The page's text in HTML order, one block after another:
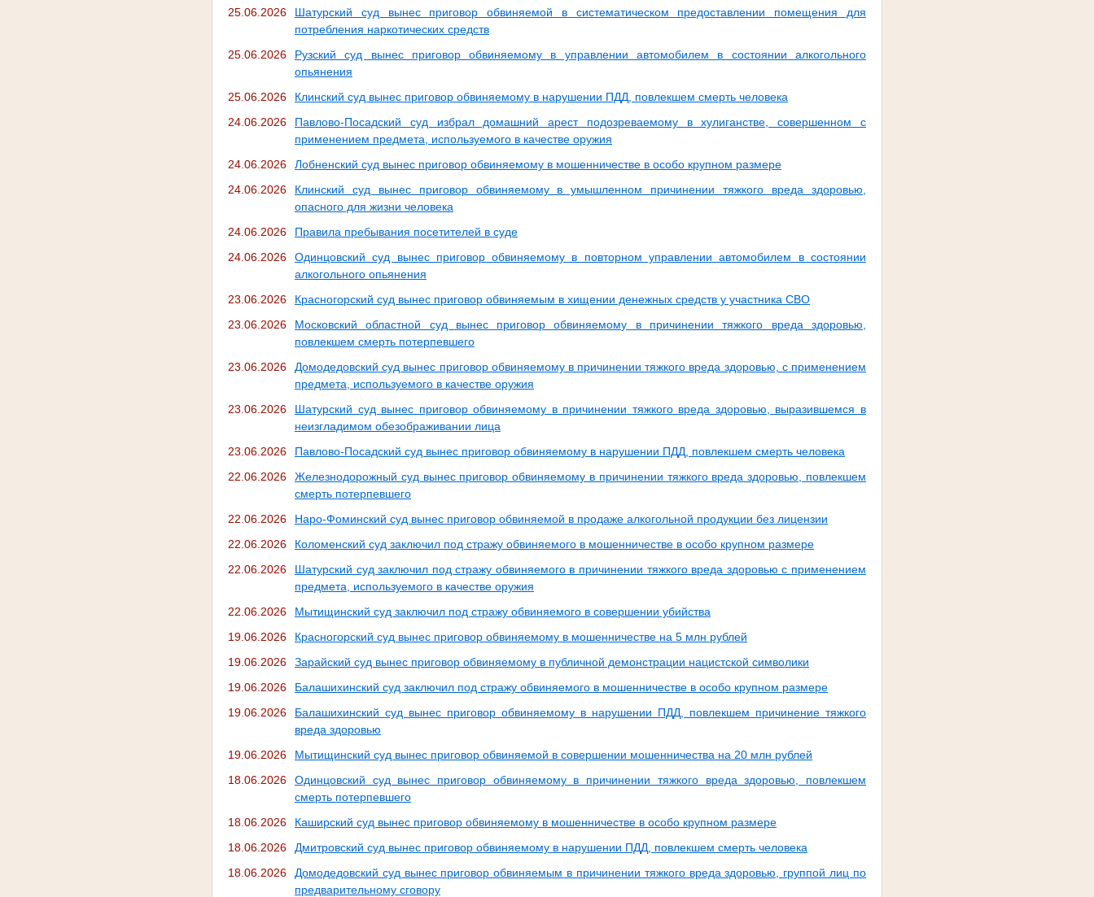
25.06.2026
Шатурский суд вынес приговор обвиняемой в систематическом предоставлении помещения для
потребления наркотических средств
25.06.2026
Рузский суд вынес приговор обвиняемому в управлении автомобилем в состоянии алкогольного
опьянения
25.06.2026
Клинский суд вынес приговор обвиняемому в нарушении ПДД, повлекшем смерть человека
24.06.2026
Павлово-Посадский суд избрал домашний арест подозреваемому в хулиганстве, совершенном с
применением предмета, используемого в качестве оружия
24.06.2026
Лобненский суд вынес приговор обвиняемому в мошенничестве в особо крупном размере
24.06.2026
Клинский суд вынес приговор обвиняемому в умышленном причинении тяжкого вреда здоровью,
опасного для жизни человека
24.06.2026
Правила пребывания посетителей в суде
24.06.2026
Одинцовский суд вынес приговор обвиняемому в повторном управлении автомобилем в состоянии
алкогольного опьянения
23.06.2026
Красногорский суд вынес приговор обвиняемым в хищении денежных средств у участника СВО
23.06.2026
Московский областной суд вынес приговор обвиняемому в причинении тяжкого вреда здоровью,
повлекшем смерть потерпевшего
23.06.2026
Домодедовский суд вынес приговор обвиняемому в причинении тяжкого вреда здоровью, с применением
предмета, используемого в качестве оружия
23.06.2026
Шатурский суд вынес приговор обвиняемому в причинении тяжкого вреда здоровью, выразившемся в
неизгладимом обезображивании лица
23.06.2026
Павлово-Посадский суд вынес приговор обвиняемому в нарушении ПДД, повлекшем смерть человека
22.06.2026
Железнодорожный суд вынес приговор обвиняемому в причинении тяжкого вреда здоровью, повлекшем
смерть потерпевшего
22.06.2026
Наро-Фоминский суд вынес приговор обвиняемой в продаже алкогольной продукции без лицензии
22.06.2026
Коломенский суд заключил под стражу обвиняемого в мошенничестве в особо крупном размере
22.06.2026
Шатурский суд заключил под стражу обвиняемого в причинении тяжкого вреда здоровью с применением
предмета, используемого в качестве оружия
22.06.2026
Мытищинский суд заключил под стражу обвиняемого в совершении убийства
19.06.2026
Красногорский суд вынес приговор обвиняемому в мошенничестве на 5 млн рублей
19.06.2026
Зарайский суд вынес приговор обвиняемому в публичной демонстрации нацистской символики
19.06.2026
Балашихинский суд заключил под стражу обвиняемого в мошенничестве в особо крупном размере
19.06.2026
Балашихинский суд вынес приговор обвиняемому в нарушении ПДД, повлекшем причинение тяжкого
вреда здоровью
19.06.2026
Мытищинский суд вынес приговор обвиняемой в совершении мошенничества на 20 млн рублей
18.06.2026
Одинцовский суд вынес приговор обвиняемому в причинении тяжкого вреда здоровью, повлекшем
смерть потерпевшего
18.06.2026
Каширский суд вынес приговор обвиняемому в мошенничестве в особо крупном размере
18.06.2026
Дмитровский суд вынес приговор обвиняемому в нарушении ПДД, повлекшем смерть человека
18.06.2026
Домодедовский суд вынес приговор обвиняемым в причинении тяжкого вреда здоровью, группой лиц по
предварительному сговору